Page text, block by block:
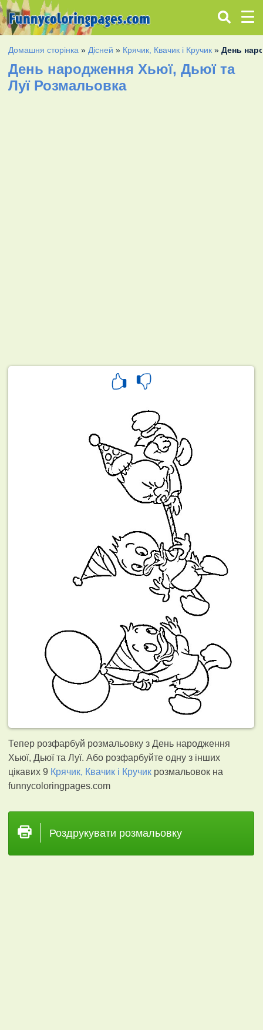
Домашня сторінка » Дісней » Крячик, Квачик і Кручик »День
День народження Хьюї, Дьюї та
Луї Розмальовка
Тепер розфарбуй розмальовку з День народження
Хьюї, Дьюї та Луї. Або розфарбуйте одну з інших
цікавих 9 Крячик, Квачик і Кручик розмальовок на
funnycoloringpages.com
Роздрукувати розмальовку